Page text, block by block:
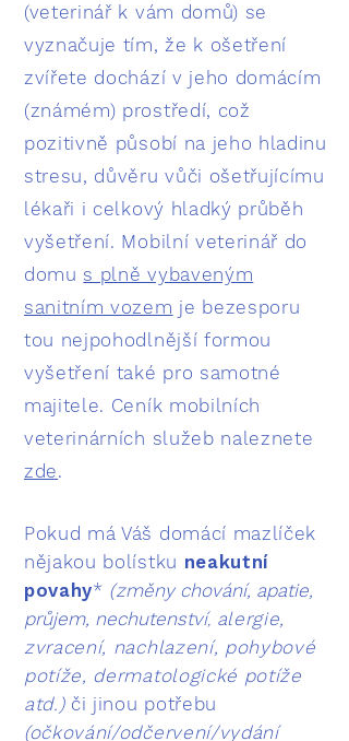
(veterinář k vám domů) se
vyznačuje tím, že k ošetření
zvířete dochází v jeho domácím
(známém) prostředí, což
pozitivně působí na jeho hladinu
stresu, důvěru vůči ošetřujícímu
lékaři i celkový hladký průběh
vyšetření. Mobilní veterinář do
domu s plně vybaveným
sanitním vozem je bezesporu
tou nejpohodlnější formou
vyšetření také pro samotné
majitele. Ceník mobilních
veterinárních služeb naleznete
zde.
Pokud má Váš domácí mazlíček
nějakou bolístku neakutní
povahy* (změny chování, apatie,
průjem, nechutenství, alergie,
zvracení, nachlazení, pohybové
potíže, dermatologické potíže
atd.)či jinou potřebu
(očkování/odčervení/vydání